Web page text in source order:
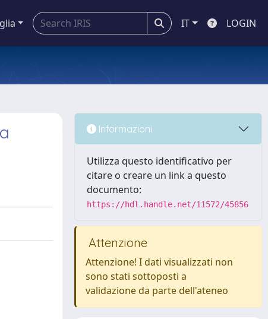
IT LOGIN
Informazioni
Utilizza questo identificativo per
citare o creare un link a questo
documento:
https://hdl.handle.net/11572/45856
Attenzione
Attenzione! I dati visualizzati non
sono stati sottoposti a
validazione da parte dell'ateneo